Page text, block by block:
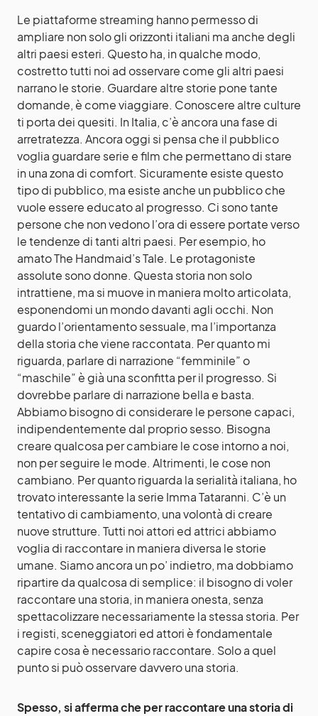
Le piattaforme streaming hanno permesso di
ampliare non solo gli orizzonti italiani ma anche degli
altri paesi esteri. Questo ha, in qualche modo,
costretto tutti noi ad osservare come gli altri paesi
narrano le storie. Guardare altre storie pone tante
domande, è come viaggiare. Conoscere altre culture
ti porta dei quesiti. In Italia, c’è ancora una fase di
arretratezza. Ancora oggi si pensa che il pubblico
voglia guardare serie e film che permettano di stare
in una zona di comfort. Sicuramente esiste questo
tipo di pubblico, ma esiste anche un pubblico che
vuole essere educato al progresso. Ci sono tante
persone che non vedono l’ora di essere portate verso
le tendenze di tanti altri paesi. Per esempio, ho
amato The Handmaid’s Tale. Le protagoniste
assolute sono donne. Questa storia non solo
intrattiene, ma si muove in maniera molto articolata,
esponendomi un mondo davanti agli occhi. Non
guardo l’orientamento sessuale, ma l’importanza
della storia che viene raccontata. Per quanto mi
riguarda, parlare di narrazione “femminile” o
“maschile” è già una sconfitta per il progresso. Si
dovrebbe parlare di narrazione bella e basta.
Abbiamo bisogno di considerare le persone capaci,
indipendentemente dal proprio sesso. Bisogna
creare qualcosa per cambiare le cose intorno a noi,
non per seguire le mode. Altrimenti, le cose non
cambiano. Per quanto riguarda la serialità italiana, ho
trovato interessante la serie Imma Tataranni. C’è un
tentativo di cambiamento, una volontà di creare
nuove strutture. Tutti noi attori ed attrici abbiamo
voglia di raccontare in maniera diversa le storie
umane. Siamo ancora un po’ indietro, ma dobbiamo
ripartire da qualcosa di semplice: il bisogno di voler
raccontare una storia, in maniera onesta, senza
spettacolizzare necessariamente la stessa storia. Per
i registi, sceneggiatori ed attori è fondamentale
capire cosa è necessario raccontare. Solo a quel
punto si può osservare davvero una storia.
Spesso, si afferma che per raccontare una storia di